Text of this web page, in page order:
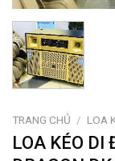
TRANG CHỦ / LOA
LOA KÉO DI